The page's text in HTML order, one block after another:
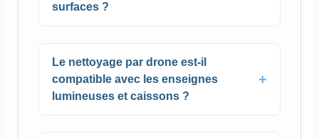
surfaces ?
Le nettoyage par drone est-il
compatible avec les enseignes
lumineuses et caissons ?